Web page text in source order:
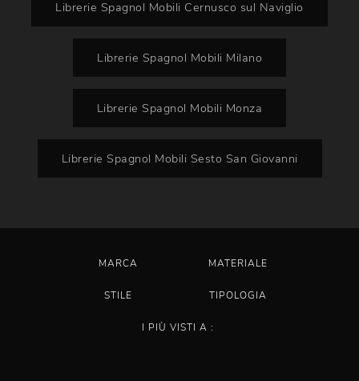
Librerie Spagnol Mobili Cernusco sul Naviglio
Librerie Spagnol Mobili Milano
Librerie Spagnol Mobili Monza
Librerie Spagnol Mobili Sesto San Giovanni
MARCA MATERIALE
STILE TIPOLOGIA
I PIÙ VISTI A :